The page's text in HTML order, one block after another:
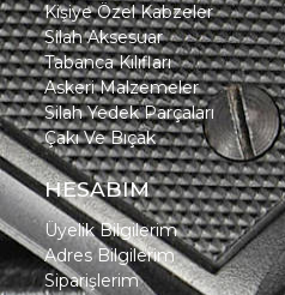
Kişiye Özel Kabzeler
Silah Aksesuar
Tabanca Kılıfları
Askeri Malzemeler
Silah Yedek Parçaları
Çakı Ve Bıçak
HESABIM
Üyelik Bilgilerim
Adres Bilgilerim
Siparişlerim